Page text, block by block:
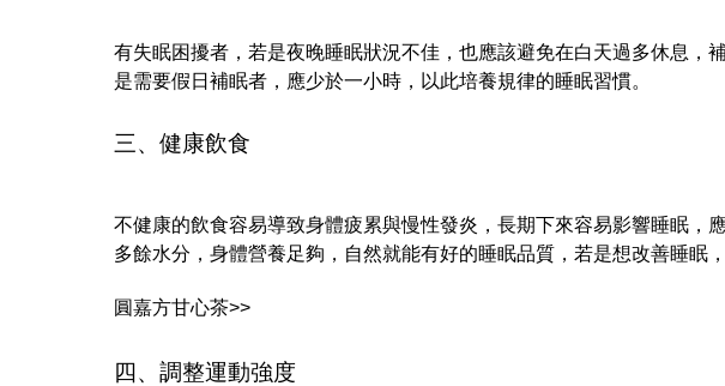
有失眠困擾者，若是夜晚睡眠狀況不佳，也應該避免在白天過多休息
是需要假日補眠者，應少於一小時，以此培養規律的睡眠習慣。
三、健康飲食
不健康的飲食容易導致身體疲累與慢性發炎，長期下來容易影響睡眠
多餘水分，身體營養足夠，自然就能有好的睡眠品質，若是想改善睡眠
圓嘉方甘心茶>>
四、調整運動強度